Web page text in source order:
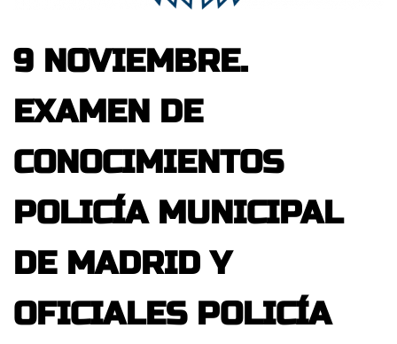
9 NOVIEMBRE.
EXAMEN DE
CONOCIMIENTOS
POLICÍA MUNICIPAL
DE MADRID Y
OFICIALES POLICÍA